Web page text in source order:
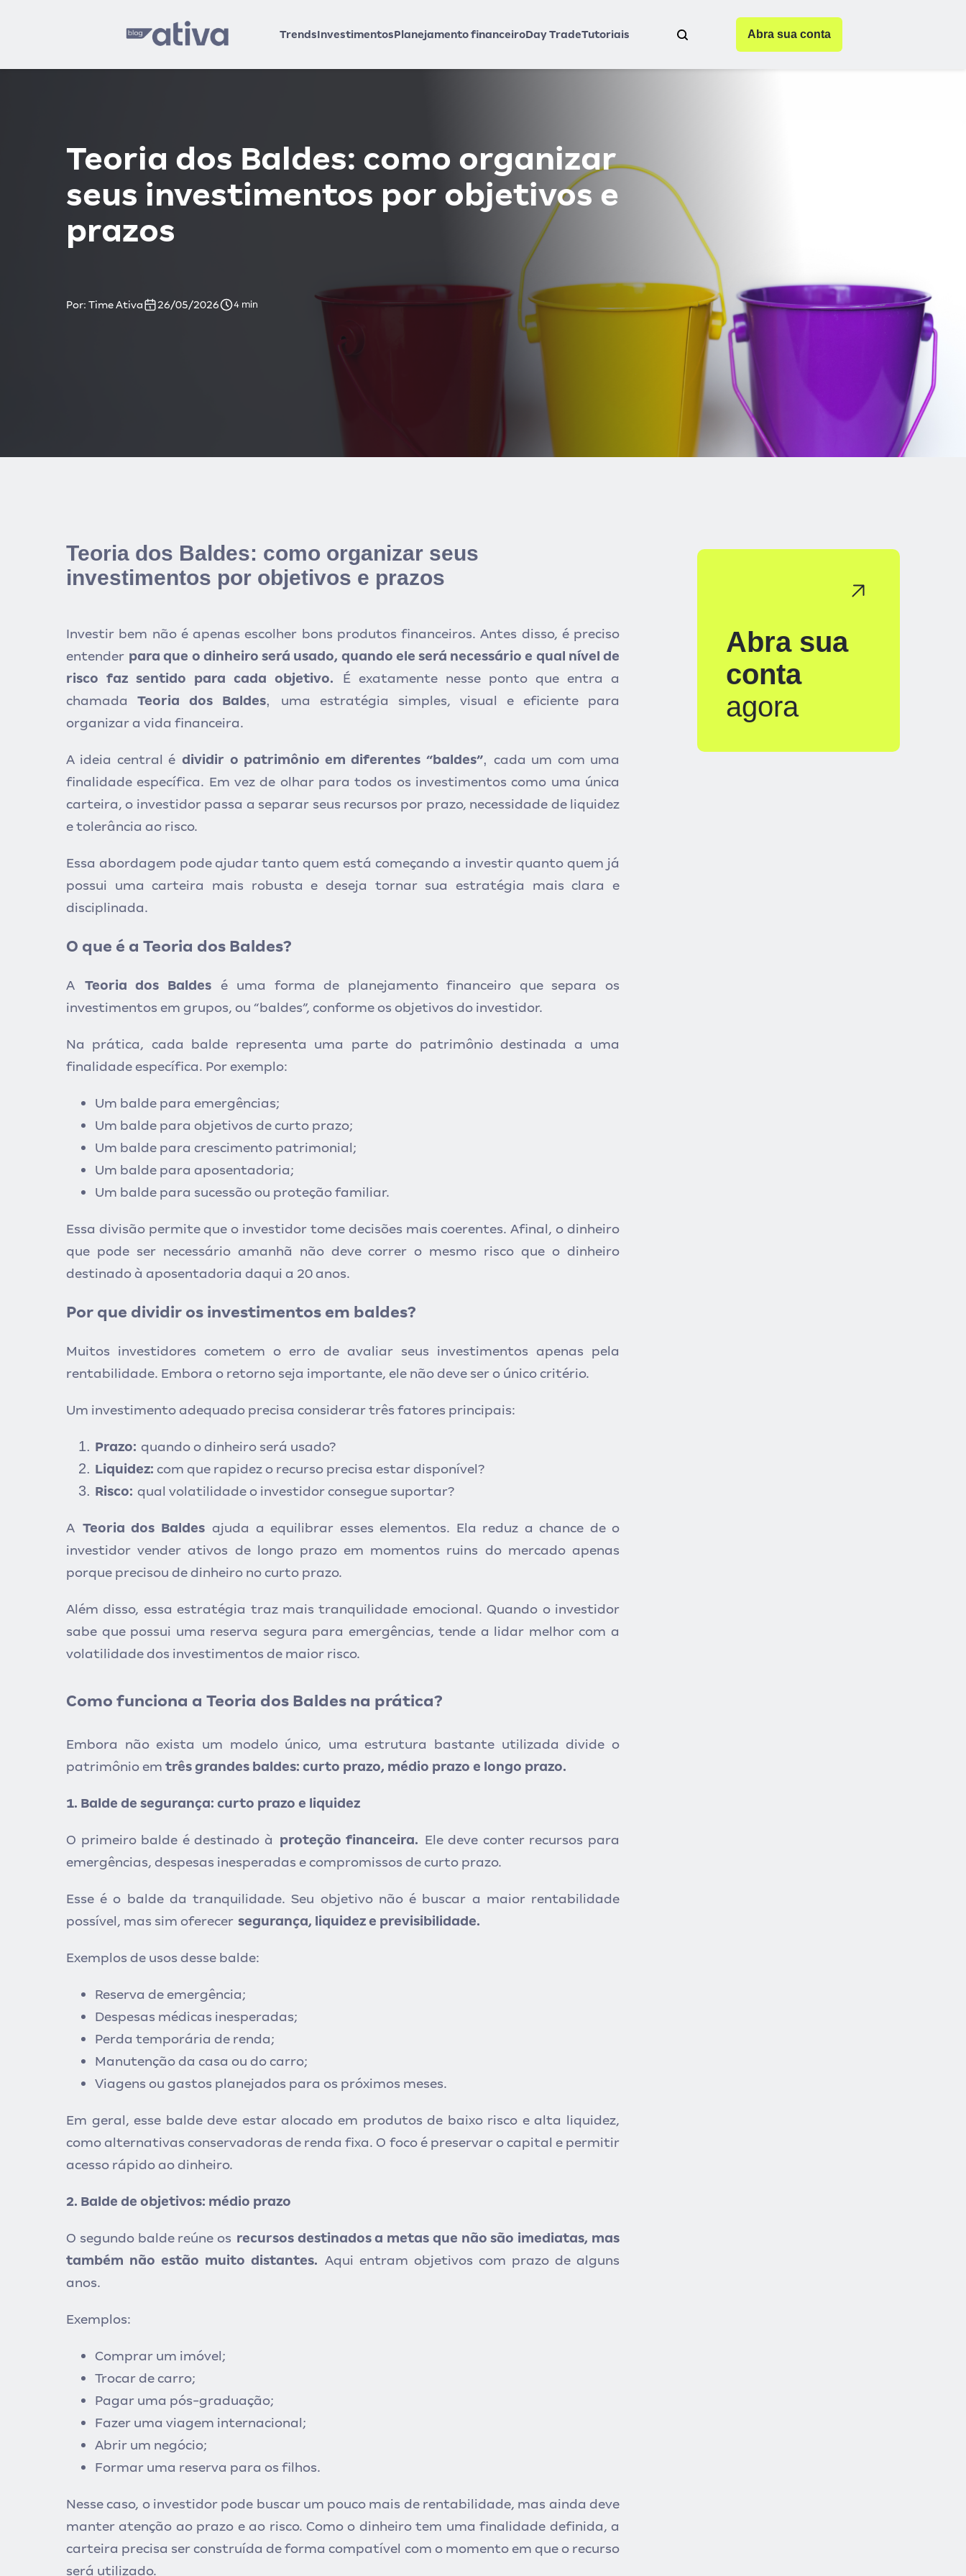
TrendsInvestimentosPlanejamento financeiroDay TradeTutoriais Abra sua conta
Teoria dos Baldes: como organizar
seus investimentos por objetivos e
prazos
Por: Time Ativa 26/05/2026 4 min
Teoria dos Baldes: como organizar seus
investimentos por objetivos e prazos
Investir bem não é apenas escolher bons produtos financeiros. Antes disso, é preciso
entender para que o dinheiro será usado, quando ele será necessário e qual nível de
risco faz sentido para cada objetivo.
É exatamente nesse ponto que entra a
chamada Teoria dos Baldes, uma estratégia simples, visual e eficiente para
organizar a vida financeira.
A ideia central é dividir o patrimônio em diferentes “baldes”,cada um com uma
finalidade específica. Em vez de olhar para todos os investimentos como uma única
carteira, o investidor passa a separar seus recursos por prazo, necessidade de liquidez
e tolerância ao risco.
Essa abordagem pode ajudar tanto quem está começando a investir quanto quem já
possui uma carteira mais robusta e deseja tornar sua estratégia mais clara e
disciplinada.
O que é a Teoria dos Baldes?
A Teoria dos Baldes
é uma forma de planejamento financeiro que separa os
investimentos em grupos, ou “baldes”, conforme os objetivos do investidor.
Na prática, cada balde representa uma parte do patrimônio destinada a uma
finalidade específica. Por exemplo:
Um balde para emergências;
Um balde para objetivos de curto prazo;
Um balde para crescimento patrimonial;
Um balde para aposentadoria;
Um balde para sucessão ou proteção familiar.
Essa divisão permite que o investidor tome decisões mais coerentes. Afinal, o dinheiro
que pode ser necessário amanhã não deve correr o mesmo risco que o dinheiro
destinado à aposentadoria daqui a 20 anos.
Por que dividir os investimentos em baldes?
Muitos investidores cometem o erro de avaliar seus investimentos apenas pela
rentabilidade. Embora o retorno seja importante, ele não deve ser o único critério.
Um investimento adequado precisa considerar três fatores principais:
Prazo: quando o dinheiro será usado?
Liquidez: com que rapidez o recurso precisa estar disponível?
Risco: qual volatilidade o investidor consegue suportar?
A Teoria dos Baldes ajuda a equilibrar esses elementos. Ela reduz a chance de o
investidor vender ativos de longo prazo em momentos ruins do mercado apenas
porque precisou de dinheiro no curto prazo.
Além disso, essa estratégia traz mais tranquilidade emocional. Quando o investidor
sabe que possui uma reserva segura para emergências, tende a lidar melhor com a
volatilidade dos investimentos de maior risco.
Como funciona a Teoria dos Baldes na prática?
Embora não exista um modelo único, uma estrutura bastante utilizada divide o
patrimônio em três grandes baldes: curto prazo, médio prazo e longo prazo.
1. Balde de segurança: curto prazo e liquidez
O primeiro balde é destinado à proteção financeira. Ele deve conter recursos para
emergências, despesas inesperadas e compromissos de curto prazo.
Esse é o balde da tranquilidade. Seu objetivo não é buscar a maior rentabilidade
possível, mas sim oferecer segurança, liquidez e previsibilidade.
Exemplos de usos desse balde:
Reserva de emergência;
Despesas médicas inesperadas;
Perda temporária de renda;
Manutenção da casa ou do carro;
Viagens ou gastos planejados para os próximos meses.
Em geral, esse balde deve estar alocado em produtos de baixo risco e alta liquidez,
como alternativas conservadoras de renda fixa. O foco é preservar o capital e permitir
acesso rápido ao dinheiro.
2. Balde de objetivos: médio prazo
O segundo balde reúne os recursos destinados a metas que não são imediatas, mas
também não estão muito distantes. Aqui entram objetivos com prazo de alguns
anos.
Exemplos:
Comprar um imóvel;
Trocar de carro;
Pagar uma pós-graduação;
Fazer uma viagem internacional;
Abrir um negócio;
Formar uma reserva para os filhos.
Nesse caso, o investidor pode buscar um pouco mais de rentabilidade, mas ainda deve
manter atenção ao prazo e ao risco. Como o dinheiro tem uma finalidade definida, a
carteira precisa ser construída de forma compatível com o momento em que o recurso
será utilizado.
Abra sua
conta
agora